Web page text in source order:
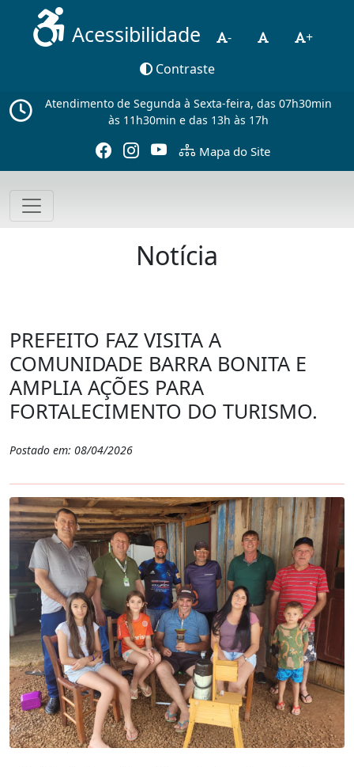
Acessibilidade -
+
Contraste
Atendimento de Segunda à Sexta-feira, das 07h30min
às 11h30min e das 13h às 17h
Mapa do Site
Notícia
PREFEITO FAZ VISITA A
COMUNIDADE BARRA BONITA E
AMPLIA AÇÕES PARA
FORTALECIMENTO DO TURISMO.
Postado em: 08/04/2026